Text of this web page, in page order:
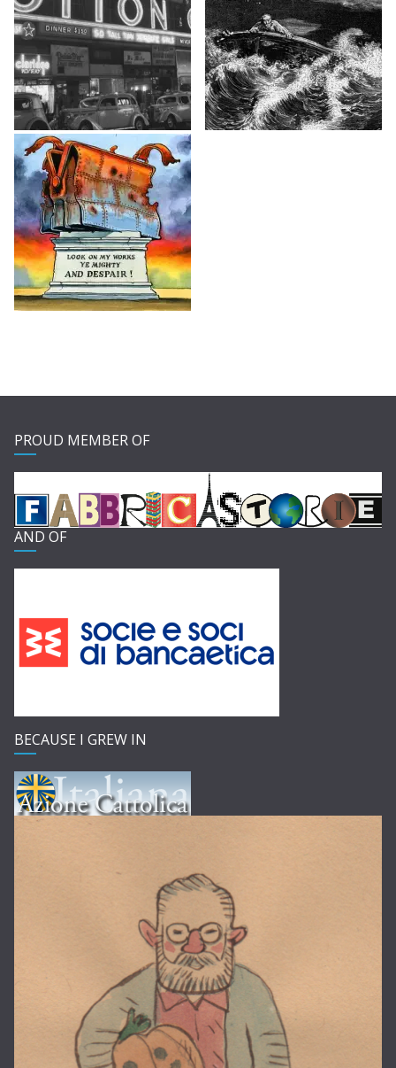
PROUD MEMBER OF
AND OF
BECAUSE I GREW IN